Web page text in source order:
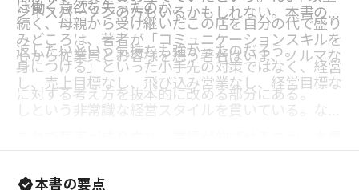
は働く意欲を失ったのか。
続く、母親から受け継いだこの店を自分の代で盛り
返したいという気持ちも強かったのだろう。
ジネスパーソンの方もいるかもしれない。本書の読
みどころは、著者が「コミュニケーションスキルを
身につける」といった小手先の対策ではなく、経営
に対する考え方を抜本的に改める部分にある。
心から従業員とお客様を想う著者はいま、ノルマな
し、売上目標なし、飛び込み営業なし、経営目標な
しという非常識な経営スタイルを貫いている。なぜ
本書の要点